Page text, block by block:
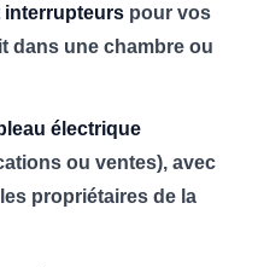
interrupteurs pour vos
dans une chambre ou
électrique
ou ventes), avec
propriétaires de la